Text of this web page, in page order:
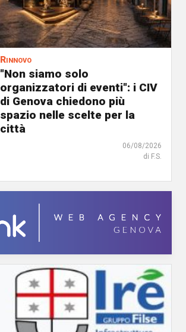
Rinnovo
"Non siamo solo
organizzatori di eventi": i CIV
di Genova chiedono più
spazio nelle scelte per la
città
06/08/2026
di F.S.